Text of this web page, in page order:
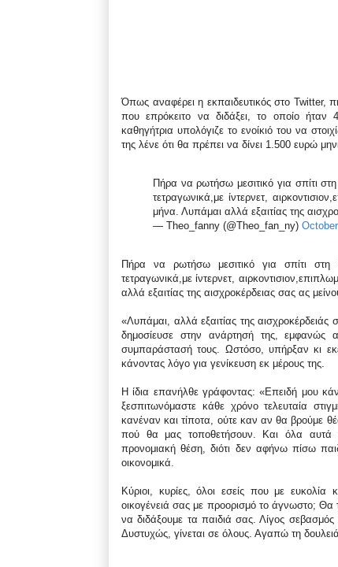
Όπως αναφέρει η εκπαιδευτικός στο Twitter,
που επρόκειτο να διδάξει, το οποίο
καθηγήτρια υπολόγιζε το ενοίκιό του να
της λένε ότι θα πρέπει να δίνει 1.500 ευρώ
Πήρα να ρωτήσω μεσιτικό για σπίτι
τετραγωνικά,με ίντερνετ,
μήνα. Λυπάμαι αλλά εξαιτίας της
— Theo_fanny (@Theo_fan_ny)
Πήρα να ρωτήσω μεσιτικό για σπίτι
τετραγωνικά,με ίντερνετ,
αλλά εξαιτίας της αισχροκέρδειας σας ας
«Λυπάμαι, αλλά εξαιτίας της
δημοσίευσε στην ανάρτησή της, εμφανώς
συμπαράστασή τους. Ωστόσο, υπήρξαν κι
κάνοντας λόγο για γενίκευση εκ μέρους της.
Η ίδια επανήλθε γράφοντας: «Επειδή μου
ξεσπιτωνόμαστε κάθε χρόνο τελευταία
κανέναν και τίποτα, ούτε καν αν θα βρούμε
πού θα μας τοποθετήσουν. Και όλα αυτά
προνομιακή θέση, διότι δεν αφήνω πίσω
οικονομικά.
Κύριοι, κυρίες, όλοι εσείς που με ευκολία
οικογένειά σας με προορισμό το άγνωστο; Θα
να διδάξουμε τα παιδιά σας. Λίγος
Δυστυχώς, γίνεται σε όλους. Αγαπώ τη